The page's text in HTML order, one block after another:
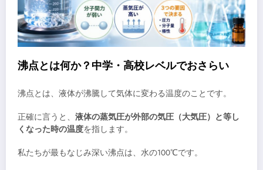
沸点とは何か？中学・高校レベルでおさらい
沸点とは、液体が沸騰して気体に変わる温度のことです。
正確に言うと、 液体の蒸気圧が外部の気圧（大気圧）と等し
くなった時の温度を指します。
私たちが最もなじみ深い沸点は、水の100℃です。